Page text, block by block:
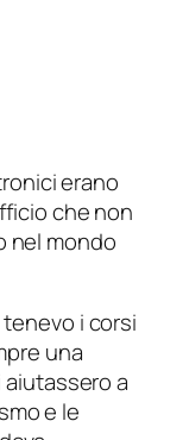
erano
che non
nel mondo
tenevo i corsi
una
a
e le